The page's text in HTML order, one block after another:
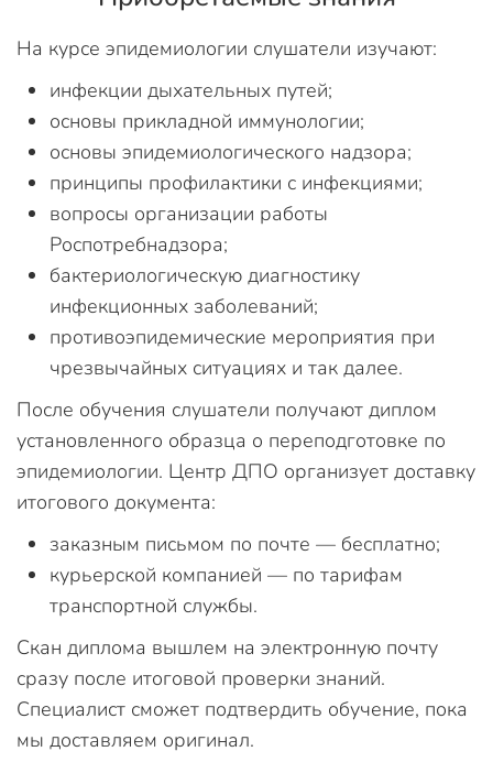
На курсе эпидемиологии слушатели изучают:
инфекции дыхательных путей;
основы прикладной иммунологии;
основы эпидемиологического надзора;
принципы профилактики с инфекциями;
вопросы организации работы
Роспотребнадзора;
бактериологическую диагностику
инфекционных заболеваний;
противоэпидемические мероприятия при
чрезвычайных ситуациях и так далее.
После обучения слушатели получают диплом
установленного образца о переподготовке по
эпидемиологии. Центр ДПО организует доставку
итогового документа:
заказным письмом по почте — бесплатно;
курьерской компанией — по тарифам
транспортной службы.
Скан диплома вышлем на электронную почту
сразу после итоговой проверки знаний.
Специалист сможет подтвердить обучение, пока
мы доставляем оригинал.